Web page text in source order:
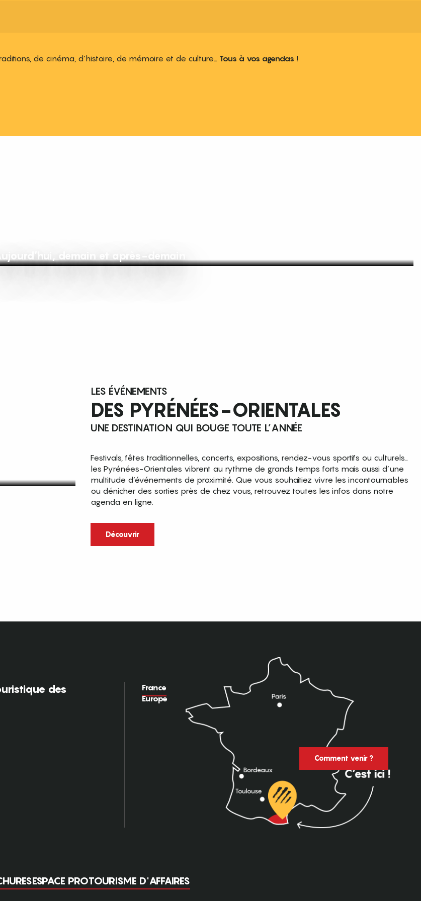
de cinéma, d’histoire, de mémoire et de culture… Tous à vos agendas !
Aujourd’hui, demain et après-demain
LES ÉVÉNEMENTS
DES PYRÉNÉES-ORIENTALES
UNE DESTINATION QUI BOUGE TOUTE L’ANNÉE
Festivals, fêtes traditionnelles, concerts, expositions, rendez-vous sportifs ou culturels…
les Pyrénées-Orientales vibrent au rythme de grands temps forts mais aussi d’une
multitude d’événements de proximité. Que vous souhaitiez vivre les incontournables
ou dénicher des sorties près de chez vous, retrouvez toutes les infos dans notre
agenda en ligne.
Découvrir
des
France
Europe
Comment venir ?
ESPACE PROTOURISME D'AFFAIRES